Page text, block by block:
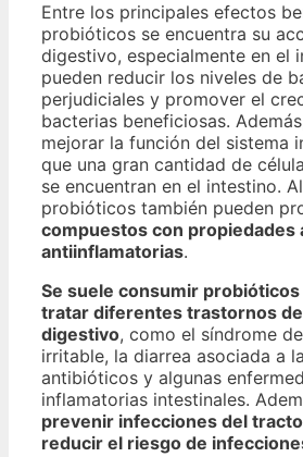
Entre los principales efectos
probióticos se encuentra su
digestivo, especialmente en el
pueden reducir los niveles de
perjudiciales y promover el
bacterias beneficiosas.
mejorar la función del sistema
que una gran cantidad de
se encuentran en el intestino.
probióticos también pueden
compuestos con propiedades
antiinflamatorias.
Se suele consumir
tratar diferentes trastornos
digestivo, como el síndrome
irritable, la diarrea asociada a
antibióticos y algunas
inflamatorias intestinales.
prevenir infecciones del
reducir el riesgo de